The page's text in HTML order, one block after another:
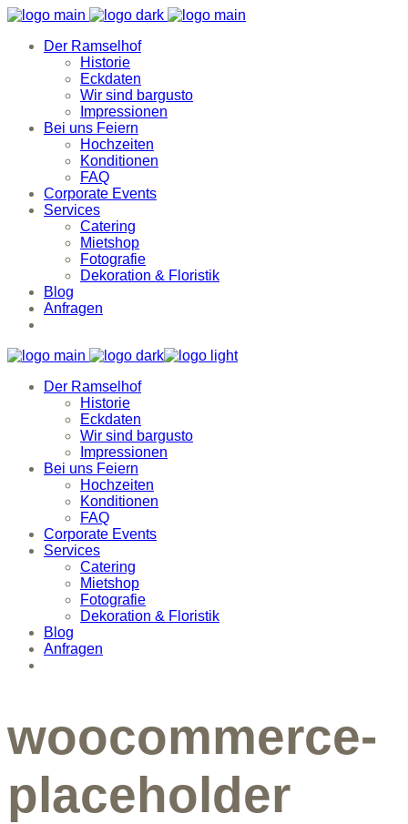
Der Ramselhof
Historie
Eckdaten
Wir sind bargusto
Impressionen
Bei uns Feiern
Hochzeiten
Konditionen
FAQ
Corporate Events
Services
Catering
Mietshop
Fotografie
Dekoration & Floristik
Blog
Anfragen
Der Ramselhof
Historie
Eckdaten
Wir sind bargusto
Impressionen
Bei uns Feiern
Hochzeiten
Konditionen
FAQ
Corporate Events
Services
Catering
Mietshop
Fotografie
Dekoration & Floristik
Blog
Anfragen
woocommerce-
placeholder